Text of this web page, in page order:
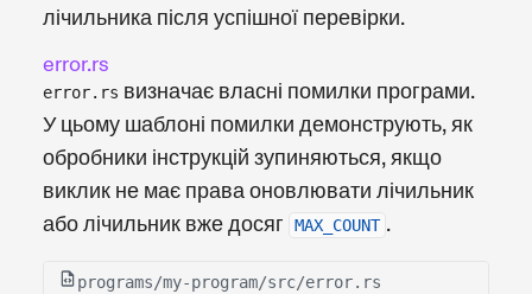
лічильника після успішної перевірки.
error.rs
error.rs визначає власні помилки програми.
У цьому шаблоні помилки демонструють, як
обробники інструкцій зупиняються, якщо
виклик не має права оновлювати лічильник
або лічильник вже досяг
MAX_COUNT .
programs/my-program/src/error.rs